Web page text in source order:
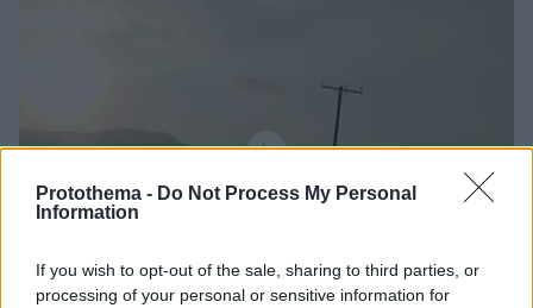
Protothema - Do Not Process My Personal
Information
If you wish to opt-out of the sale, sharing to third parties, or
processing of your personal or sensitive information for